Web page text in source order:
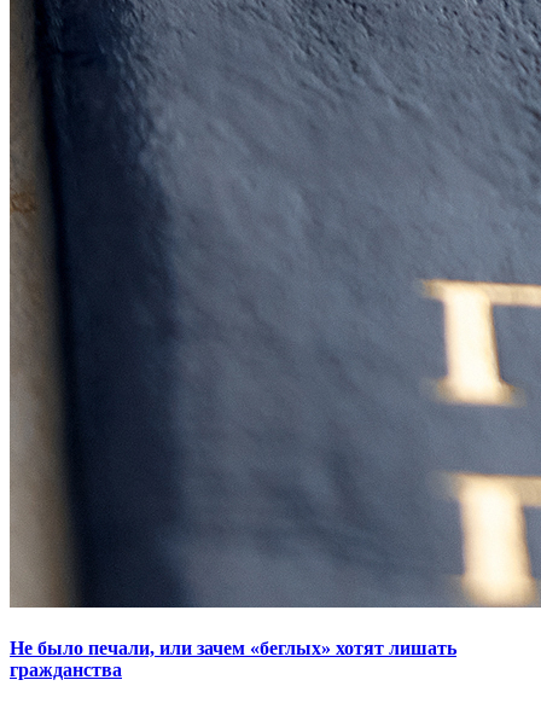
Не было печали, или зачем «беглых» хотят лишать
гражданства